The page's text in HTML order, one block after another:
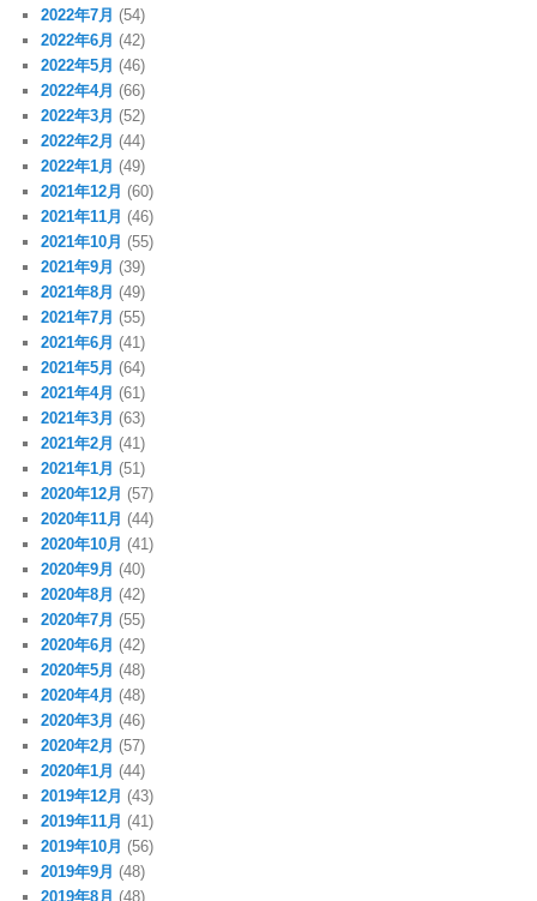
2022年7月 (54)
2022年6月 (42)
2022年5月 (46)
2022年4月 (66)
2022年3月 (52)
2022年2月 (44)
2022年1月 (49)
2021年12月 (60)
2021年11月 (46)
2021年10月 (55)
2021年9月 (39)
2021年8月 (49)
2021年7月 (55)
2021年6月 (41)
2021年5月 (64)
2021年4月 (61)
2021年3月 (63)
2021年2月 (41)
2021年1月 (51)
2020年12月 (57)
2020年11月 (44)
2020年10月 (41)
2020年9月 (40)
2020年8月 (42)
2020年7月 (55)
2020年6月 (42)
2020年5月 (48)
2020年4月 (48)
2020年3月 (46)
2020年2月 (57)
2020年1月 (44)
2019年12月 (43)
2019年11月 (41)
2019年10月 (56)
2019年9月 (48)
2019年8月 (48)